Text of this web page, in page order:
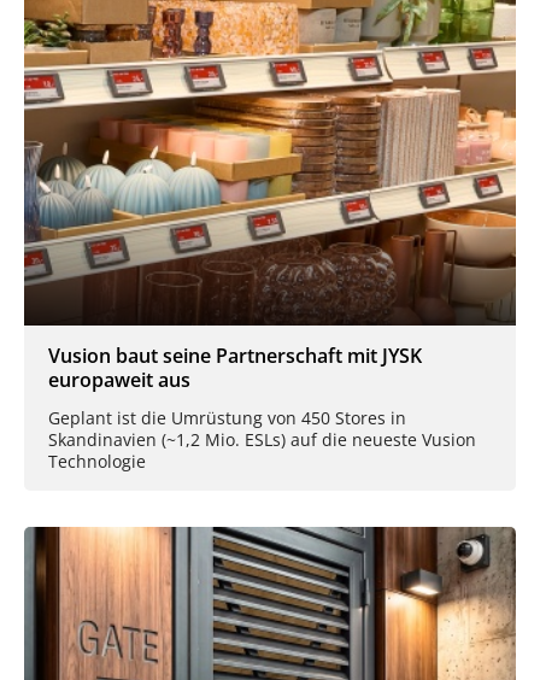
Vusion baut seine Partnerschaft mit JYSK
europaweit aus
Geplant ist die Umrüstung von 450 Stores in
Skandinavien (~1,2 Mio. ESLs) auf die neueste Vusion
Technologie